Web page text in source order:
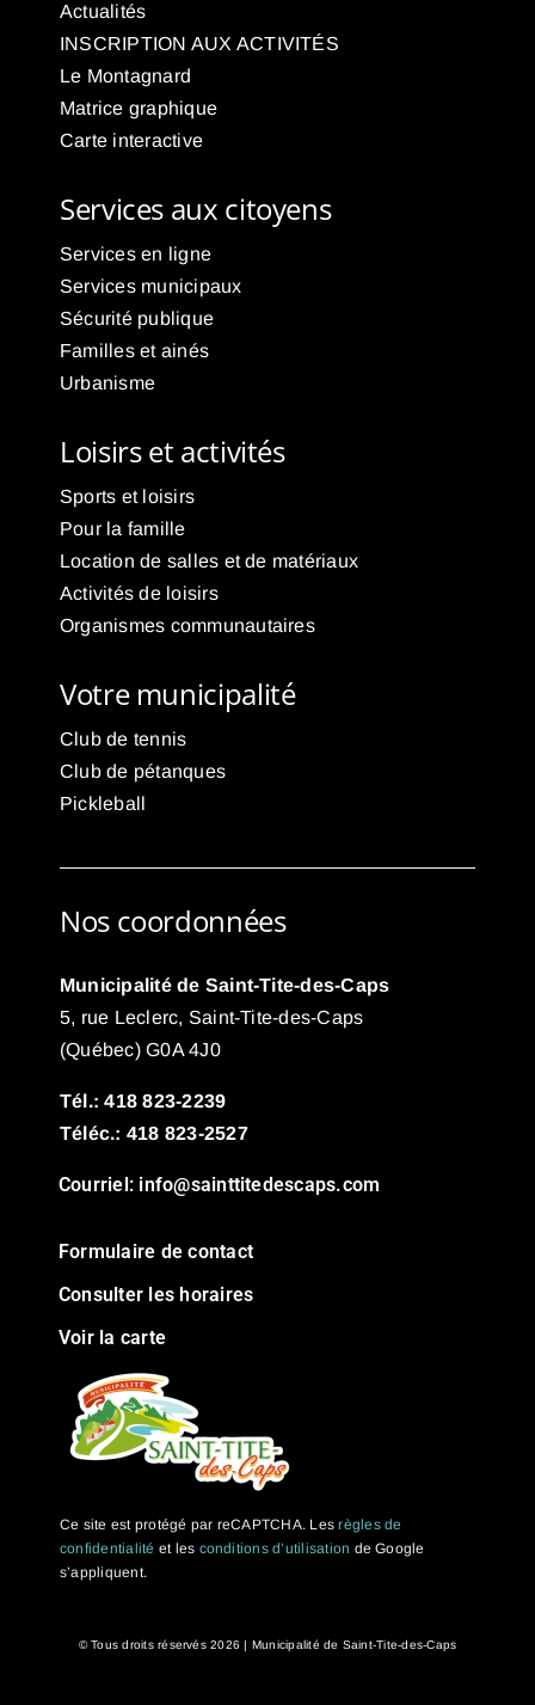
Actualités
INSCRIPTION AUX ACTIVITÉS
Le Montagnard
Matrice graphique
Carte interactive
Services aux citoyens
Services en ligne
Services municipaux
Sécurité publique
Familles et ainés
Urbanisme
Loisirs et activités
Sports et loisirs
Pour la famille
Location de salles et de matériaux
Activités de loisirs
Organismes communautaires
Votre municipalité
Club de tennis
Club de pétanques
Pickleball
Nos coordonnées
Municipalité de Saint-Tite-des-Caps
5, rue Leclerc, Saint-Tite-des-Caps
(Québec) G0A 4J0
Tél.: 418 823-2239
Téléc.: 418 823-2527
Courriel: info@sainttitedescaps.com
Formulaire de contact
Consulter les horaires
Voir la carte
Ce site est protégé par reCAPTCHA. Lesrègles de
confidentialité et les conditions d’utilisation de Google
s’appliquent.
© Tous droits réservés2026 | Municipalité de Saint-Tite-des-Caps